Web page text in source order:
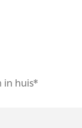
in huis*